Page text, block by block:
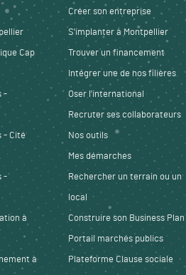
Cap
-
- Cité
-
à
à
Créer son entreprise
S'implanter à Montpellier
Trouver un financement
Intégrer une de nos filières
Oser l'international
Recruter ses collaborateurs
Nos outils
Mes démarches
Rechercher un terrain ou un
local
Construire son Business Plan
Portail marchés publics
Plateforme Clause sociale